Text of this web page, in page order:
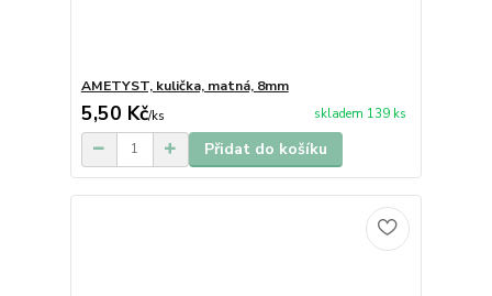
AMETYST, kulička, matná, 8mm
5,50 Kč/ks skladem 139 ks
Přidat do košíku